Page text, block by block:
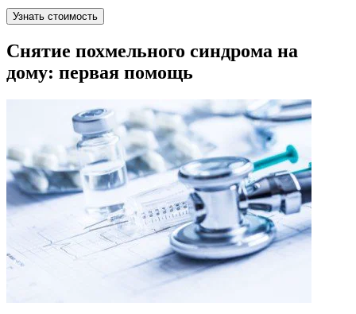
Узнать стоимость
Снятие похмельного синдрома на
дому: первая помощь